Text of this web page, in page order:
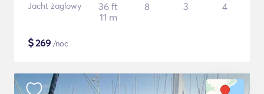
Jacht żaglowy
36 ft
11 m
8 3 4
$269 /noc